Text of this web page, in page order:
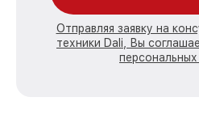
Отправляя заявку на
техники Dali, Вы